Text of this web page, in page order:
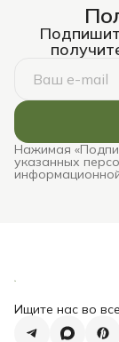
Нажимая
указанных
Ищите нас во